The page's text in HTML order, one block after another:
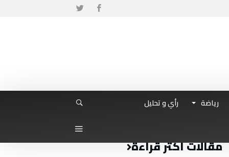
رياضة
رأي و تحليل
مقالات أكثر قراءة